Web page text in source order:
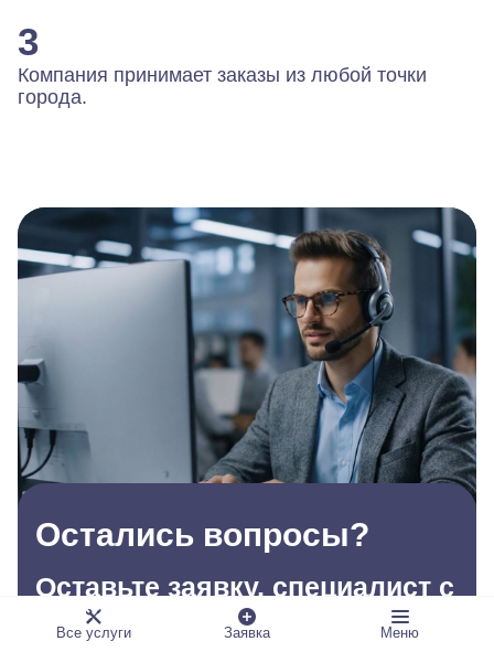
3
Компания принимает заказы из любой точки
города.
Остались вопросы?
Оставьте заявку, специалист с
вами свяжется
Все услуги Заявка Меню